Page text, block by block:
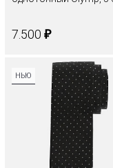
7.500 ₽
НЬЮ